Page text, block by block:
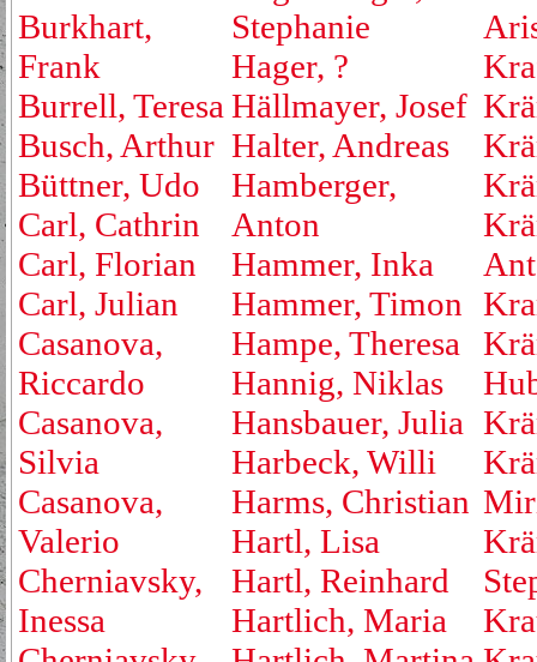
Burkhart,
Frank
Burrell, Teresa
Busch, Arthur
Büttner, Udo
Carl, Cathrin
Carl, Florian
Carl, Julian
Casanova,
Riccardo
Casanova,
Silvia
Casanova,
Valerio
Cherniavsky,
Inessa
Stephanie
Hager, ?
Hällmayer, Josef
Halter, Andreas
Hamberger,
Anton
Hammer, Inka
Hammer, Timon
Hampe, Theresa
Hannig, Niklas
Hansbauer, Julia
Harbeck, Willi
Harms, Christian
Hartl, Lisa
Hartl, Reinhard
Hartlich, Maria